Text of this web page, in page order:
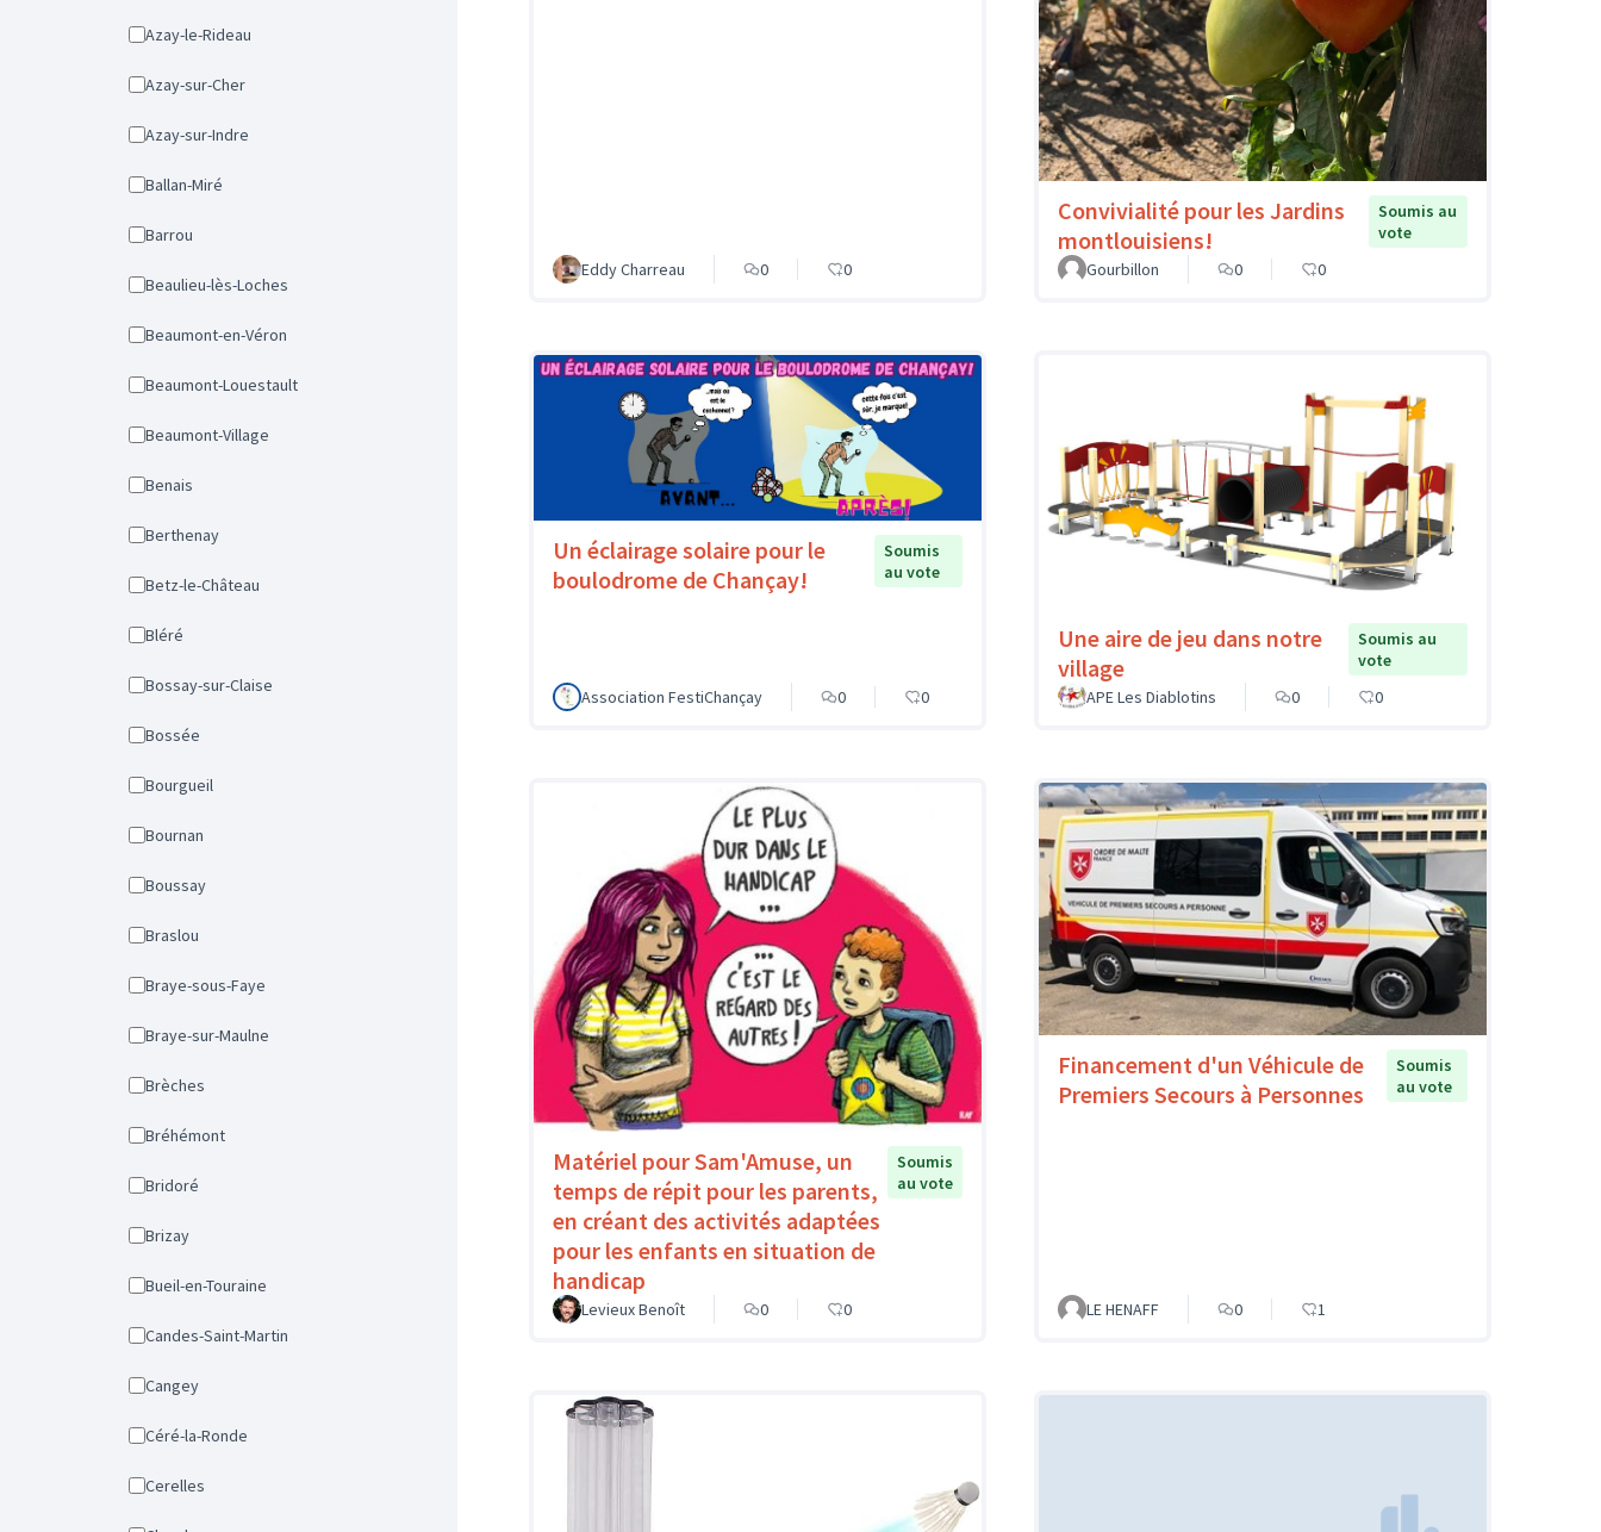
Azay-le-Rideau
Azay-sur-Cher
Azay-sur-Indre
Ballan-Miré
Barrou
Beaulieu-lès-Loches
Beaumont-en-Véron
Beaumont-Louestault
Beaumont-Village
Benais
Berthenay
Betz-le-Château
Bléré
Bossay-sur-Claise
Bossée
Bourgueil
Bournan
Boussay
Braslou
Braye-sous-Faye
Braye-sur-Maulne
Brèches
Bréhémont
Bridoré
Brizay
Bueil-en-Touraine
Candes-Saint-Martin
Cangey
Céré-la-Ronde
Cerelles
Eddy Charreau 0 0
Convivialité pour les Jardins
montlouisiens!
Soumis au
vote
Gourbillon
0 0
Un éclairage solaire pour le
boulodrome de Chançay!
Soumis
au vote
Association FestiChançay 0 0
Une aire de jeu dans notre
village
Soumis au
vote
APE Les Diablotins
0 0
Matériel pour Sam'Amuse, un
temps de répit pour les parents,
en créant des activités adaptées
pour les enfants en situation de
handicap
Soumis
au vote
Levieux Benoît 0 0
Financement d'un Véhicule de
Premiers Secours à Personnes
Soumis
au vote
LE HENAFF 0 1